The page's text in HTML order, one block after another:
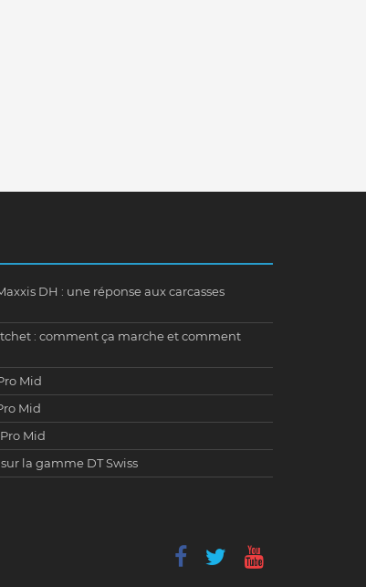
DH : une réponse aux carcasses
: comment ça marche et comment
Mid
Mid
Mid
la gamme DT Swiss